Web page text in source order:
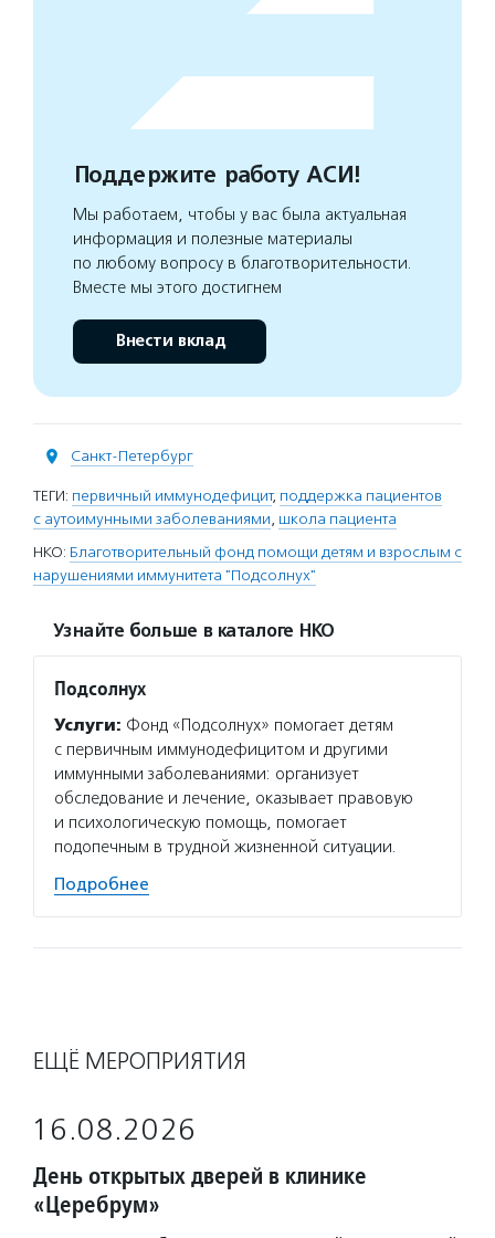
Поддержите работу АСИ!
Мы работаем, чтобы у вас была актуальная
информация и полезные материалы
по любому вопросу в благотворительности.
Вместе мы этого достигнем
Внести вклад
Санкт-Петербург
ТЕГИ: первичный иммунодефицит, поддержка пациентов
с аутоимунными заболеваниями, школа пациента
НКО: Благотворительный фонд помощи детям и взрослым с
нарушениями иммунитета "Подсолнух"
Узнайте больше в каталоге НКО
Подсолнух
Услуги: Фонд «Подсолнух» помогает детям
с первичным иммунодефицитом и другими
иммунными заболеваниями: организует
обследование и лечение, оказывает правовую
и психологическую помощь, помогает
подопечным в трудной жизненной ситуации.
Подробнее
ЕЩЁ МЕРОПРИЯТИЯ
16.08.2026
День открытых дверей в клинике
«Церебрум»